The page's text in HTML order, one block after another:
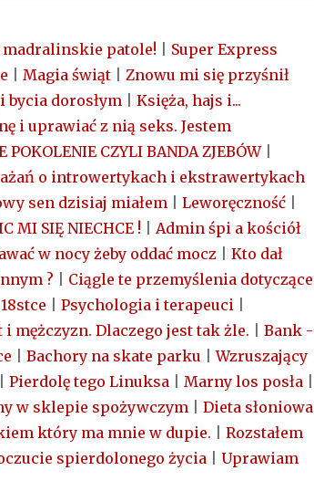
madralinskie patole!
Super Express
|Magia świąt |Znowu mi się przyśnił
bycia dorosłym |Księża, hajs i...
i uprawiać z nią seks. Jestem
POKOLENIE CZYLI BANDA ZJEBÓW|
o introwertykach i ekstrawertykach
sen dzisiaj miałem |Leworęczność
MI SIĘ NIECHCE ! |Admin śpi a kościół
w nocy żeby oddać mocz |Kto dał
?
Ciągle te przemyślenia dotyczące
|Psychologia i terapeuci
i mężczyzn. Dlaczego jest tak żle. |Bank -
|Bachory na skate parku |Wzruszający
|Pierdolę tego Linuksa |Marny los posła
w sklepie spożywczym |Dieta słoniowa
który ma mnie w dupie. |Rozstałem
spierdolonego życia |Uprawiam